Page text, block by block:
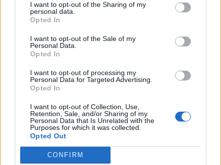
I want to opt-out of the Sharing of my
personal data.
Opted In
I want to opt-out of the Sale of my
Personal Data.
Opted In
I want to opt-out of processing my
Personal Data for Targeted Advertising.
Opted In
I want to opt-out of Collection, Use,
Retention, Sale, and/or Sharing of my
Personal Data that Is Unrelated with the
Purposes for which it was collected.
Opted Out
CONFIRM